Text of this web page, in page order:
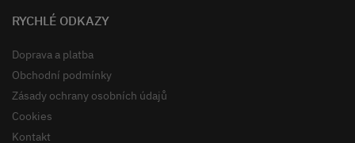
RYCHLÉ ODKAZY
Doprava a platba
Obchodní podmínky
Zásady ochrany osobních údajů
Cookies
Kontakt